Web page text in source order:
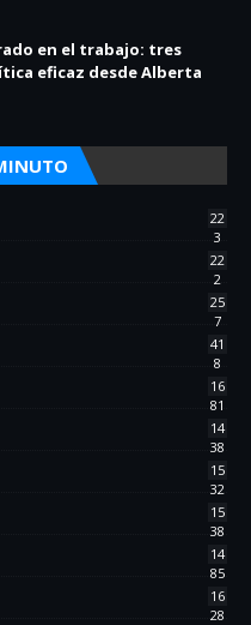
en el trabajo: tres
eficaz desde Alberta
22
3
22
2
25
7
41
8
16
81
14
38
15
32
15
38
14
85
16
28